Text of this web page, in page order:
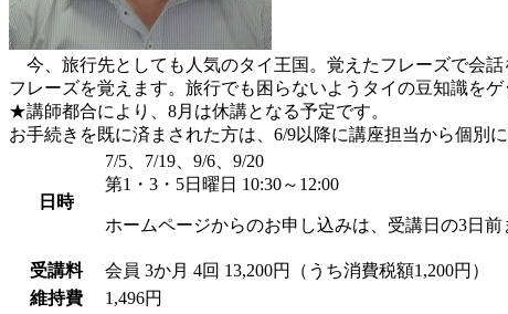
今、旅行先としても人気のタイ王国。覚えたフレーズで会
フレーズを覚えます。旅行でも困らないようタイの豆知識を
★講師都合により、8月は休講となる予定です。
お手続きを既に済まされた方は、6/9以降に講座担当から個別
日時
7/5、7/19、9/6、9/20
第1・3・5日曜日 10:30～12:00
ホームページからのお申し込みは、受講日の3日前
受講料 会員 3か月 4回 13,200円（うち消費税額1,200円）
維持費
1,496円